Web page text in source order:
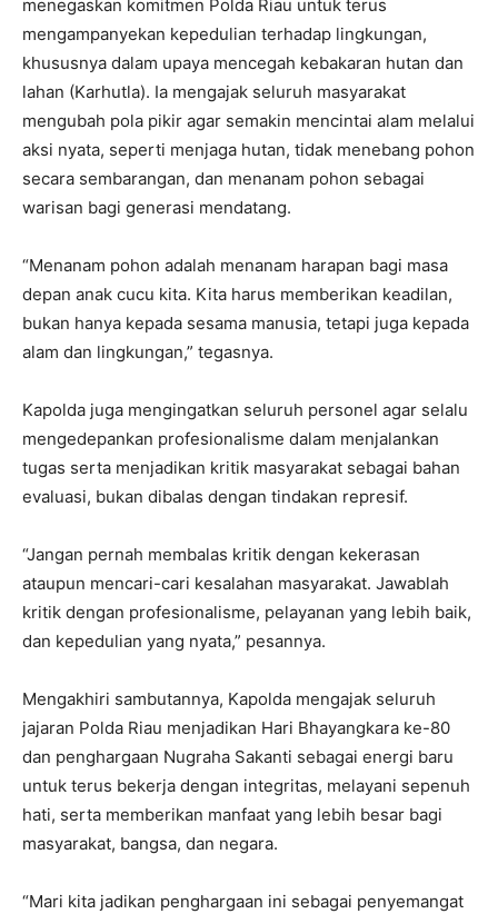
menegaskan komitmen Polda Riau untuk terus
mengampanyekan kepedulian terhadap lingkungan,
khususnya dalam upaya mencegah kebakaran hutan dan
lahan (Karhutla). Ia mengajak seluruh masyarakat
mengubah pola pikir agar semakin mencintai alam melalui
aksi nyata, seperti menjaga hutan, tidak menebang pohon
secara sembarangan, dan menanam pohon sebagai
warisan bagi generasi mendatang.
“Menanam pohon adalah menanam harapan bagi masa
depan anak cucu kita. Kita harus memberikan keadilan,
bukan hanya kepada sesama manusia, tetapi juga kepada
alam dan lingkungan,” tegasnya.
Kapolda juga mengingatkan seluruh personel agar selalu
mengedepankan profesionalisme dalam menjalankan
tugas serta menjadikan kritik masyarakat sebagai bahan
evaluasi, bukan dibalas dengan tindakan represif.
“Jangan pernah membalas kritik dengan kekerasan
ataupun mencari-cari kesalahan masyarakat. Jawablah
kritik dengan profesionalisme, pelayanan yang lebih baik,
dan kepedulian yang nyata,” pesannya.
Mengakhiri sambutannya, Kapolda mengajak seluruh
jajaran Polda Riau menjadikan Hari Bhayangkara ke-80
dan penghargaan Nugraha Sakanti sebagai energi baru
untuk terus bekerja dengan integritas, melayani sepenuh
hati, serta memberikan manfaat yang lebih besar bagi
masyarakat, bangsa, dan negara.
“Mari kita jadikan penghargaan ini sebagai penyemangat